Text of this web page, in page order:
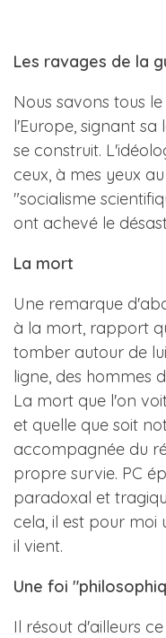
Les ravages de la
Nous savons tous
l'Europe, signant
se construit.
ceux, à mes yeux
"socialisme
ont achevé le
La mort
Une remarque
à la mort, rapport
tomber autour de
ligne, des hommes
La mort que l'on
et quelle que soit
accompagnée du
propre survie. PC
paradoxal et
cela, il est pour
il vient.
Une foi
Il résout d'ailleurs